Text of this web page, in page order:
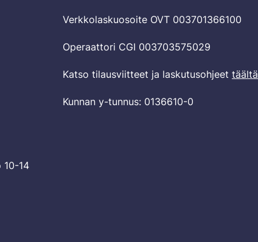
10-14
Verkkolaskuosoite OVT 003701366100
Operaattori CGI 003703575029
Katso tilausviitteet ja laskutusohjeet täältä
Kunnan y-tunnus: 0136610-0